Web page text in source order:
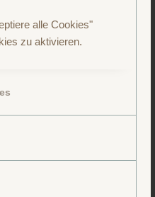
alle Cookies"
zu aktivieren.